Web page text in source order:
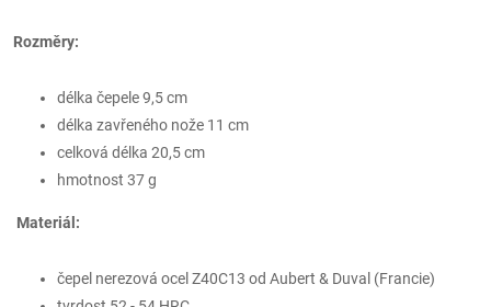
Rozměry:
délka čepele 9,5 cm
délka zavřeného nože 11 cm
celková délka 20,5 cm
hmotnost 37 g
Materiál:
čepel nerezová ocel Z40C13 od Aubert & Duval (Francie)